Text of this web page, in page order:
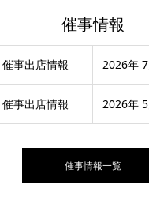
催事情報
事出店情報 2026年
事出店情報 2026年
催事情報一覧